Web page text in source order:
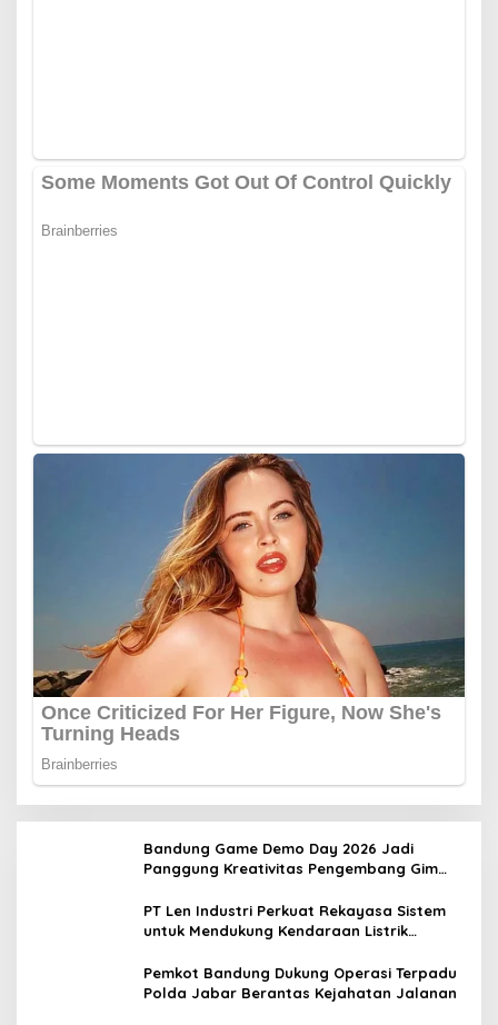
Bandung Game Demo Day 2026 Jadi
Panggung Kreativitas Pengembang Gim
PT Len Industri Perkuat Rekayasa Sistem
untuk Mendukung Kendaraan Listrik
Pemkot Bandung Dukung Operasi Terpadu
Polda Jabar Berantas Kejahatan Jalanan